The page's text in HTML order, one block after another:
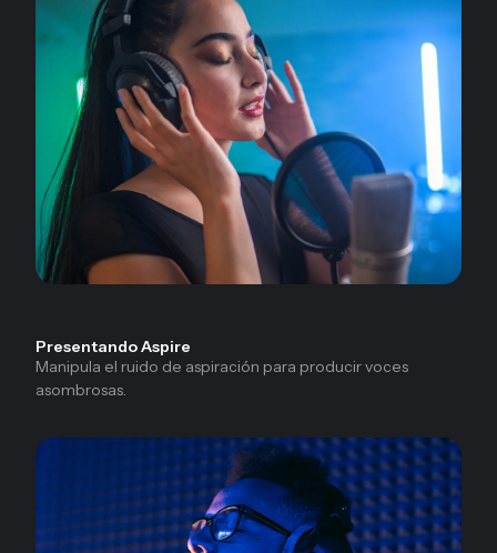
Presentando Aspire
Manipula el ruido de aspiración para producir voces
asombrosas.